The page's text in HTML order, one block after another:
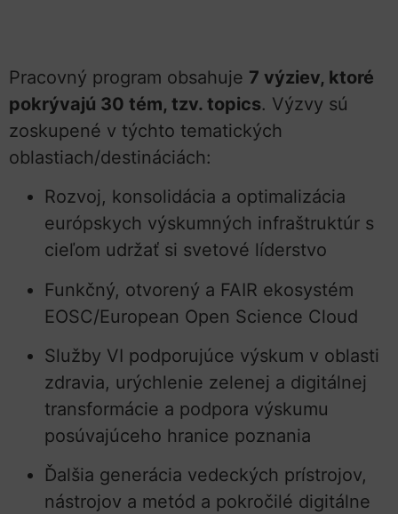
Pracovný program obsahuje 7 výziev, ktoré
pokrývajú 30 tém, tzv. topics. Výzvy sú
zoskupené v týchto tematických
oblastiach/destináciách:
Rozvoj, konsolidácia a optimalizácia
európskych výskumných infraštruktúr s
cieľom udržať si svetové líderstvo
Funkčný, otvorený a FAIR ekosystém
EOSC/European Open Science Cloud
Služby VI podporujúce výskum v oblasti
zdravia, urýchlenie zelenej a digitálnej
transformácie a podpora výskumu
posúvajúceho hranice poznania
Ďalšia generácia vedeckých prístrojov,
nástrojov a metód a pokročilé digitálne